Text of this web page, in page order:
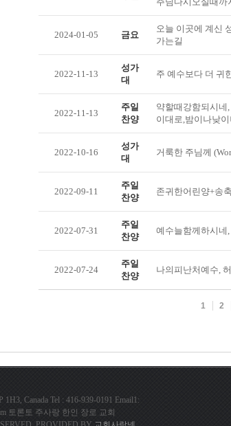
2024-01-05 금요
오늘 이곳에 계신
가는길
2022-11-13
성가
대
주 예수보다 더 귀
2022-11-13
주일
찬양
약할때강함되시네
이대로,밤이나낮
2022-10-16
성가
대
거룩한 주님께
2022-09-11
주일
찬양
존귀한어린양+송
2022-07-31
주일
찬양
예수늘함께하시네
2022-07-24
주일
찬양
나의피난처예수,
1 2
Canada Tel : 416-939-0191 Email1:
토론토 주사랑 한인 장로 교회